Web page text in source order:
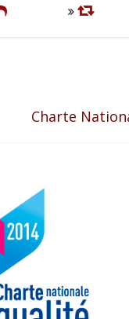
Charte